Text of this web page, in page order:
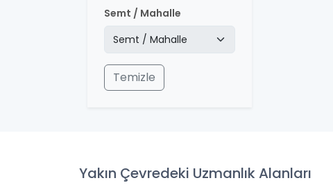
Semt / Mahalle
Temizle
Yakın Çevredeki Uzmanlık Alanları